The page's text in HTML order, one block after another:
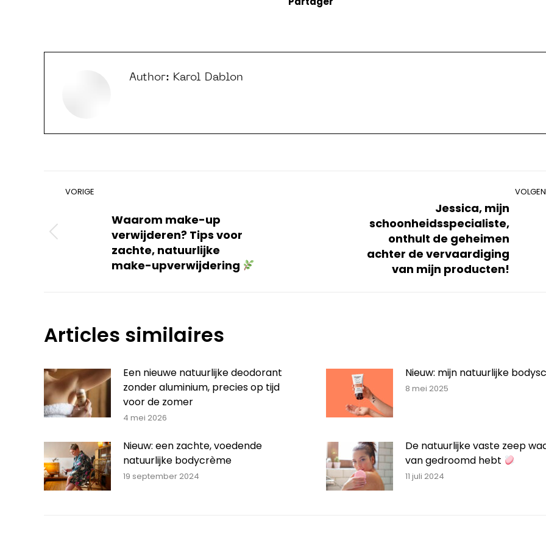
Author: Karol Dablon
Bericht
navigatie
VORIGE
Waarom make-up
verwijderen? Tips voor
zachte, natuurlijke
make-upverwijdering
bericht
Jessica, mijn
schoonheidsspecialiste,
onthult de geheimen
achter de vervaardiging
van mijn producten!
Articles similaires
Een nieuwe natuurlijke deodorant
zonder aluminium, precies op tijd
voor de zomer
4 mei 2026
Nieuw: mijn natuurlijke
8 mei 2025
Nieuw: een zachte, voedende
natuurlijke bodycrème
19 september 2024
De natuurlijke vaste zeep
van gedroomd hebt
11 juli 2024